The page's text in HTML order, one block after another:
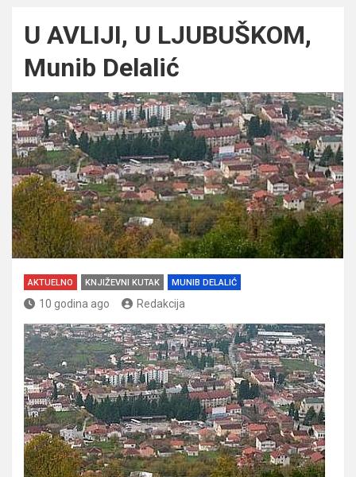
U AVLIJI, U LJUBUŠKOM,
Munib Delalić
AKTUELNO KNJIŽEVNI KUTAK MUNIB DELALIĆ
10 godina ago Redakcija